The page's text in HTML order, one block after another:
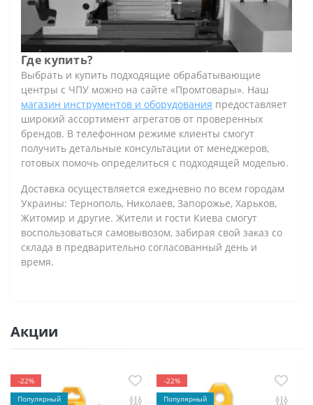
Где купить?
Выбрать и купить подходящие обрабатывающие
центры с ЧПУ можно на сайте «Промтовары». Наш
магазин инструментов и оборудования предоставляет
широкий ассортимент агрегатов от проверенных
брендов. В телефонном режиме клиенты смогут
получить детальные консультации от менеджеров,
готовых помочь определиться с подходящей моделью.
Доставка осуществляется ежедневно по всем городам
Украины: Тернополь, Николаев, Запорожье, Харьков,
Житомир и другие. Жители и гости Киева смогут
воспользоваться самовывозом, забирая свой заказ со
склада в предварительно согласованный день и
время.
Акции
-22%
Популярный
-22%
Популярный